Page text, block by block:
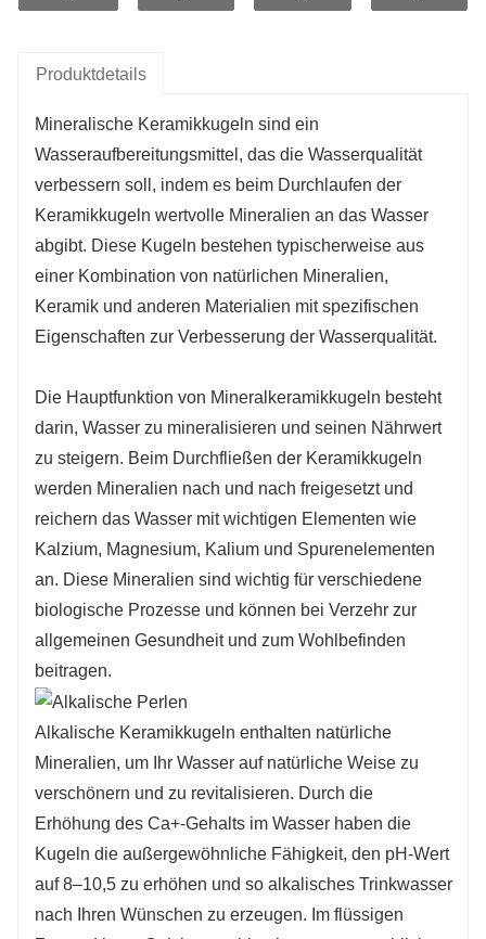
Produktdetails
Mineralische Keramikkugeln sind ein
Wasseraufbereitungsmittel, das die Wasserqualität
verbessern soll, indem es beim Durchlaufen der
Keramikkugeln wertvolle Mineralien an das Wasser
abgibt. Diese Kugeln bestehen typischerweise aus
einer Kombination von natürlichen Mineralien,
Keramik und anderen Materialien mit spezifischen
Eigenschaften zur Verbesserung der Wasserqualität.
Die Hauptfunktion von Mineralkeramikkugeln besteht
darin, Wasser zu mineralisieren und seinen Nährwert
zu steigern. Beim Durchfließen der Keramikkugeln
werden Mineralien nach und nach freigesetzt und
reichern das Wasser mit wichtigen Elementen wie
Kalzium, Magnesium, Kalium und Spurenelementen
an. Diese Mineralien sind wichtig für verschiedene
biologische Prozesse und können bei Verzehr zur
allgemeinen Gesundheit und zum Wohlbefinden
beitragen.
Alkalische Keramikkugeln enthalten natürliche
Mineralien, um Ihr Wasser auf natürliche Weise zu
verschönern und zu revitalisieren. Durch die
Erhöhung des Ca+-Gehalts im Wasser haben die
Kugeln die außergewöhnliche Fähigkeit, den pH-Wert
auf 8–10,5 zu erhöhen und so alkalisches Trinkwasser
nach Ihren Wünschen zu erzeugen. Im flüssigen